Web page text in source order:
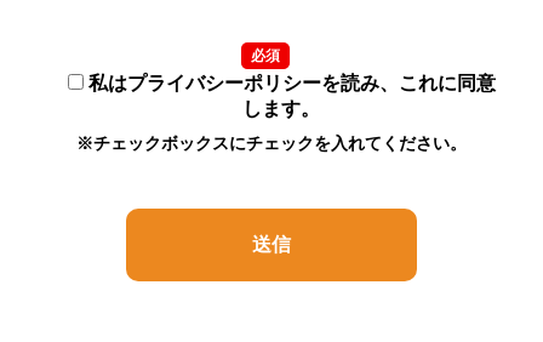
個人情報とは、氏名・生年月日・性別・電話番
号・メールアドレス・勤務先・依頼内容等、個人
に関する情報で、これらのうち1つ又は2つ以上を
ることができるものをいいます。
3.利用目的
（1） お客様よりお預かりした個人情報は弊社内
必須
私はプライバシーポリシーを読み、これに同意
します。
※チェックボックスにチェックを入れてください。